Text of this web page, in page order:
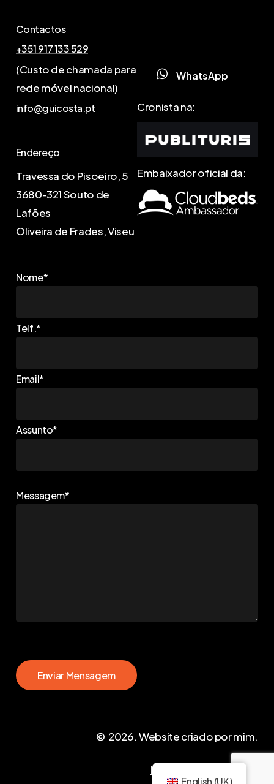
Contactos
+351 917 133 529
(Custo de chamada para
rede móvel nacional)
info@guicosta.pt
Endereço
Travessa do Pisoeiro, 5
3680-321 Souto de
Lafões
Oliveira de Frades, Viseu
WhatsApp
Cronista na:
Embaixador oficial da:
Nome*
Telf.*
Email*
Assunto*
Messagem*
© 2026. Website criado por mim.
Livro de Reclamações
English (UK)